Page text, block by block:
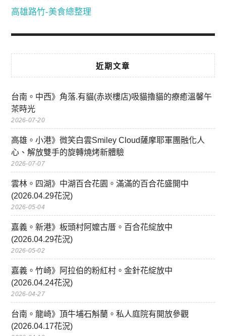
高雄路竹-美食總整理
近期文章
台南。中西》角落.有貓(赤崁樓店)吸貓擼貓的療癒溫馨午
茶時光
2026-07-20
高雄。小港》微笑白雲Smiley Cloud薩摩耶軍團融化人
心、解放雙手的旋轉燒烤新體驗
2026-07-07
雲林。四湖》中湖百合花園。滿滿的百合花盛開中
(2026.04.29花況)
2026-05-04
嘉義。新港》板頭村阿嬤古厝。百合花綻放中
(2026.04.29花況)
2026-05-02
嘉義。竹崎》阿拉伯的粉紅村。金針花綻放中
(2026.04.24花況)
2026-04-27
台南。龍崎》頂牛埔石斛蘭。私人庭院有開放參觀
(2026.04.17花況)